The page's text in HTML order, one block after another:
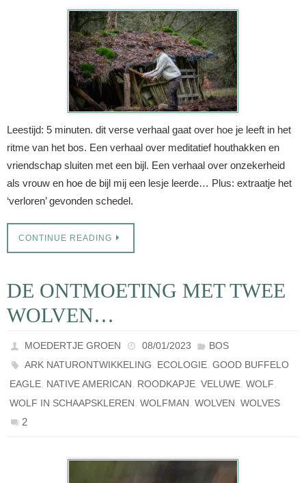
Leestijd: 5 minuten. dit verse verhaal gaat over hoe je leeft in het
ritme van het bos. Een verhaal over meditatief houthakken en
vriendschap sluiten met een bijl. Een verhaal over onzekerheid
als vrouw en hoe de bijl mij een lesje leerde… Plus: extraatje het
‘verloren’ gevonden schedel.
CONTINUE READING
DE ONTMOETING MET TWEE
WOLVEN…
MOEDERTJE GROEN 08/01/2023
BOS
ARK NATURONTWIKKELING, ECOLOGIE,GOOD BUFFELO
EAGLE, NATIVE AMERICAN, ROODKAPJE, VELUWE, WOLF,
WOLF IN SCHAAPSKLEREN, WOLFMAN, WOLVEN, WOLVES
2